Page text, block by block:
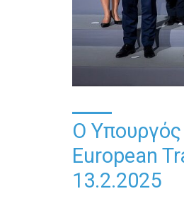
Ο
European
13.2.2025